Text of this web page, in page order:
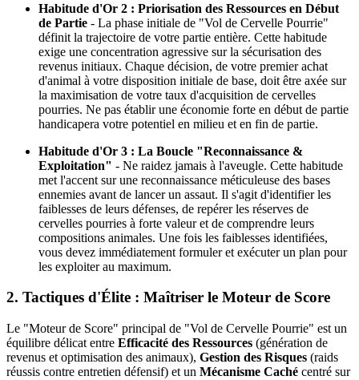
Habitude d'Or 2 : Priorisation des Ressources en Début
de Partie - La phase initiale de "Vol de Cervelle Pourrie"
définit la trajectoire de votre partie entière. Cette habitude
exige une concentration agressive sur la sécurisation des
revenus initiaux. Chaque décision, de votre premier achat
d'animal à votre disposition initiale de base, doit être axée sur
la maximisation de votre taux d'acquisition de cervelles
pourries. Ne pas établir une économie forte en début de partie
handicapera votre potentiel en milieu et en fin de partie.
Habitude d'Or 3 : La Boucle "Reconnaissance &
Exploitation" - Ne raidez jamais à l'aveugle. Cette habitude
met l'accent sur une reconnaissance méticuleuse des bases
ennemies avant de lancer un assaut. Il s'agit d'identifier les
faiblesses de leurs défenses, de repérer les réserves de
cervelles pourries à forte valeur et de comprendre leurs
compositions animales. Une fois les faiblesses identifiées,
vous devez immédiatement formuler et exécuter un plan pour
les exploiter au maximum.
2. Tactiques d'Élite : Maîtriser le Moteur de Score
Le "Moteur de Score" principal de "Vol de Cervelle Pourrie" est un
équilibre délicat entre Efficacité des Ressources (génération de
revenus et optimisation des animaux), Gestion des Risques (raids
réussis contre entretien défensif) et un Mécanisme Caché centré sur